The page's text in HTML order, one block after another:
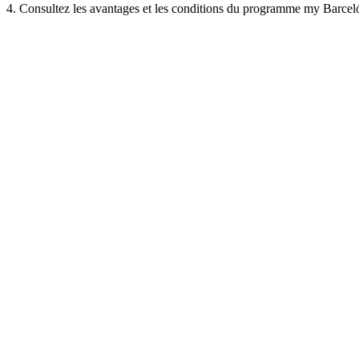
4. Consultez les avantages et les conditions du programme my